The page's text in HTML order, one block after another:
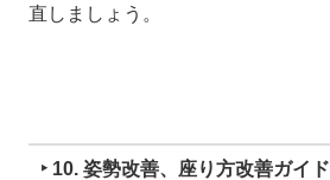
直しましょう。
‣ 10. 姿勢改善、座り方改善ガイド